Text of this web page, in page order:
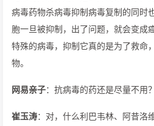
病毒药物杀病毒抑制病毒复制的同时
胞一旦被抑制，出了问题，就会变成
特殊的病毒，抑制它真的是为了救命
物。
网易亲子：抗病毒的药还是尽量不用？
崔玉涛：对，什么利巴韦林、阿昔洛